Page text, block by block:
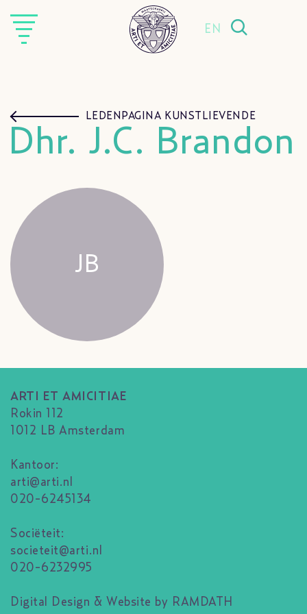
EN
LEDENPAGINA KUNSTLIEVENDE
Dhr. J.C. Brandon
JB
ARTI ET AMICITIAE
Rokin 112
1012 LB Amsterdam
Kantoor:
arti@arti.nl
020-6245134
Sociëteit:
societeit@arti.nl
020-6232995
Digital Design & Website by RAMDATH